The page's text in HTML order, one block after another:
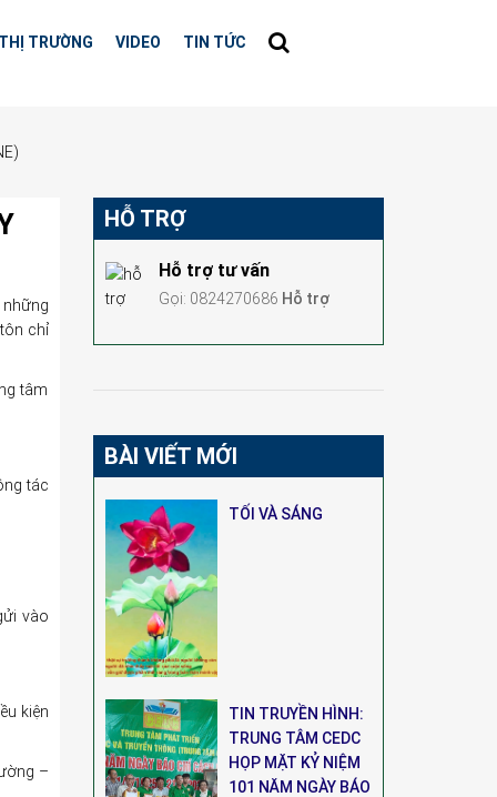
TRƯỜNG VIDEO TIN TỨC
những
chỉ
tâm
tác
vào
kiện
–
HỖ TRỢ
Hỗ trợ tư vấn
Gọi: 0824270686 Hỗ trợ
BÀI VIẾT MỚI
TỐI VÀ SÁNG
TIN TRUYỀN HÌNH:
TRUNG TÂM CEDC
HỌP MẶT KỶ NIỆM
101 NĂM NGÀY BÁO